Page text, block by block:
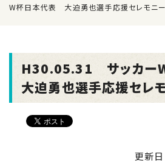
W杯日本代表 大迫勇也選手応援セレモニー
H30.05.31 サッカー
大迫勇也選手応援セレ
更新日